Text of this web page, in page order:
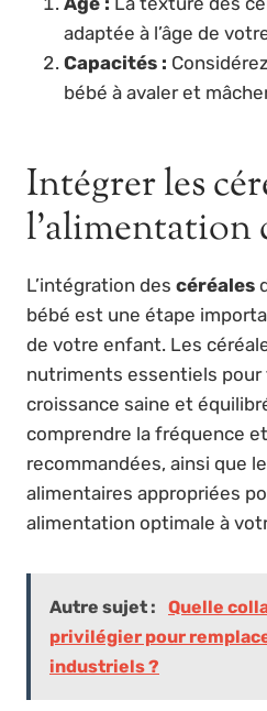
adaptée à l’âge de
Capacités :
bébé à avaler et
Intégrer les
l’alimentation
L’intégration des céréales
bébé est une étape
de votre enfant. Les
nutriments essentiels pour
croissance saine et
comprendre la fréquence
recommandées, ainsi que
alimentaires appropriées
alimentation optimale à
Autre sujet :
Quelle
privilégier pour
industriels ?